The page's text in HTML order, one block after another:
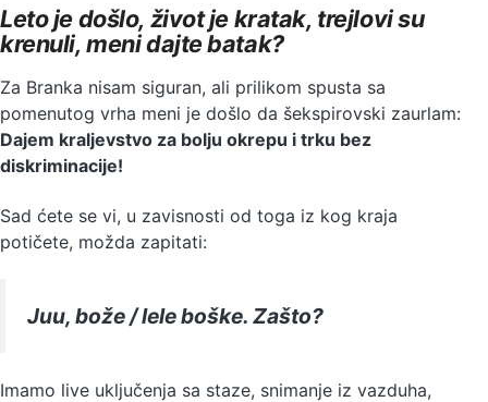
Leto je došlo, život je kratak, trejlovi su
krenuli, meni dajte batak?
Za Branka nisam siguran, ali prilikom spusta sa
pomenutog vrha meni je došlo da šekspirovski zaurlam:
Dajem kraljevstvo za bolju okrepu i trku bez
diskriminacije!
Sad ćete se vi, u zavisnosti od toga iz kog kraja
potičete, možda zapitati:
Juu, bože / lele boške. Zašto?
Imamo live uključenja sa staze, snimanje iz vazduha,